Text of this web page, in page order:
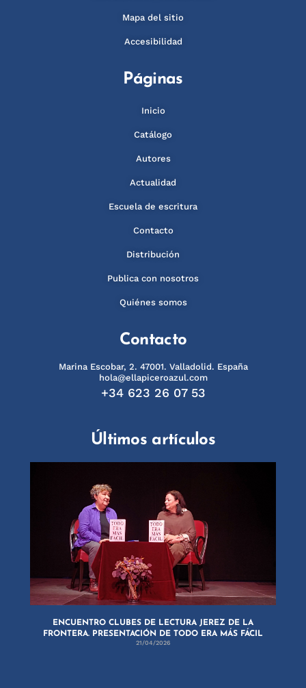
Mapa del sitio
Accesibilidad
Páginas
Inicio
Catálogo
Autores
Actualidad
Escuela de escritura
Contacto
Distribución
Publica con nosotros
Quiénes somos
Contacto
Marina Escobar, 2. 47001. Valladolid. España
hola@ellapiceroazul.com
+34 623 26 07 53
Últimos artículos
ENCUENTRO CLUBES DE LECTURA JEREZ DE LA
FRONTERA. PRESENTACIÓN DE TODO ERA MÁS FÁCIL
21/04/2026